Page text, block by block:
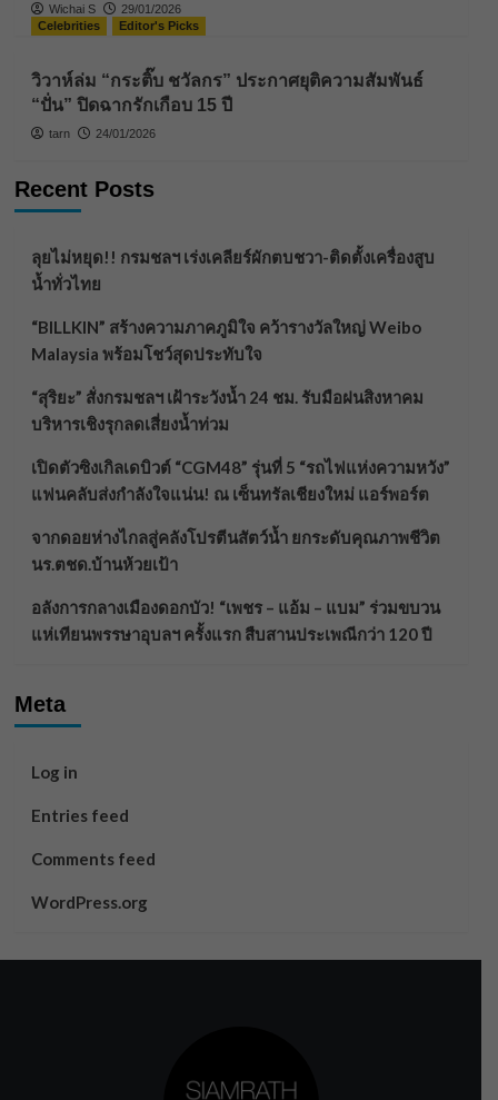
Wichai S
29/01/2026
Celebrities
Editor's Picks
วิวาห์ล่ม “กระติ๊บ ชวัลกร” ประกาศยุติความสัมพันธ์
“ปั่น” ปิดฉากรักเกือบ 15 ปี
tarn 24/01/2026
Recent Posts
ลุยไม่หยุด!! กรมชลฯ เร่งเคลียร์ผักตบชวา-ติดตั้งเครื่องสูบ
น้ำทั่วไทย
“BILLKIN” สร้างความภาคภูมิใจ คว้ารางวัลใหญ่ Weibo
Malaysia พร้อมโชว์สุดประทับใจ
“สุริยะ” สั่งกรมชลฯ เฝ้าระวังน้ำ 24 ชม. รับมือฝนสิงหาคม
บริหารเชิงรุกลดเสี่ยงน้ำท่วม
เปิดตัวซิงเกิลเดบิวต์ “CGM48” รุ่นที่ 5 “รถไฟแห่งความหวัง”
แฟนคลับส่งกำลังใจแน่น! ณ เซ็นทรัลเชียงใหม่ แอร์พอร์ต
จากดอยห่างไกลสู่คลังโปรตีนสัตว์น้ำ ยกระดับคุณภาพชีวิต
นร.ตชด.บ้านห้วยเป้า
อลังการกลางเมืองดอกบัว! “เพชร – แอ้ม – แบม” ร่วมขบวน
แห่เทียนพรรษาอุบลฯ ครั้งแรก สืบสานประเพณีกว่า 120 ปี
Meta
Log in
Entries feed
Comments feed
WordPress.org